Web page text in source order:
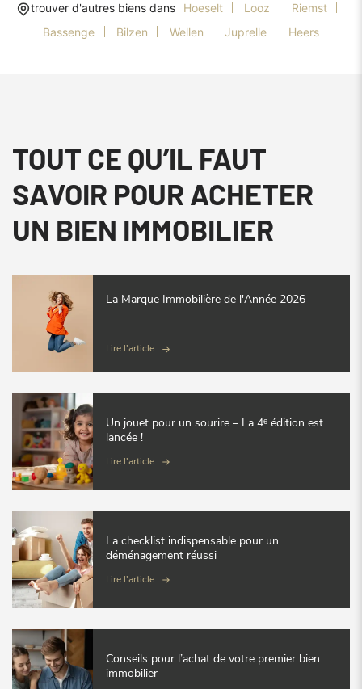
trouver d'autres biens dans Hoeselt Looz
Riemst
Bassenge
Bilzen Wellen Juprelle Heers
TOUT CE QU’IL FAUT
SAVOIR POUR ACHETER
UN BIEN IMMOBILIER
La Marque Immobilière de l'Année 2026
Lire l'article
Un jouet pour un sourire – La 4ᵉ édition est
lancée !
Lire l'article
La checklist indispensable pour un
déménagement réussi
Lire l'article
Conseils pour l’achat de votre premier bien
immobilier